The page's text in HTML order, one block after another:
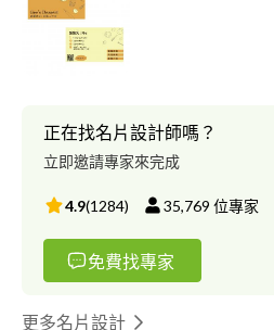
正在找名片設計師嗎？
立即邀請專家來完成
4.9(1284) 35,769 位專家
免費找專家
更多名片設計